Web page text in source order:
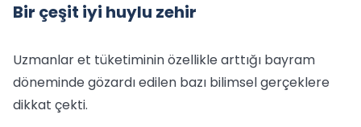
Bir çeşit iyi huylu zehir
Uzmanlar et tüketiminin özellikle arttığı bayram
döneminde gözardı edilen bazı bilimsel gerçeklere
dikkat çekti.